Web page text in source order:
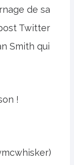
de sa
Twitter
Smith qui
!